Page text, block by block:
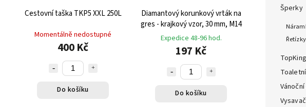
Šperky
Řetízky
Cestovní taška TKP5 XXL 250L
Momentálně nedostupné
400 Kč
Do košíku
Diamantový korunkový vrták na
gres - krajkový vzor, 30 mm, M14
Expedice 48-96 hod.
197 Kč
Do košíku